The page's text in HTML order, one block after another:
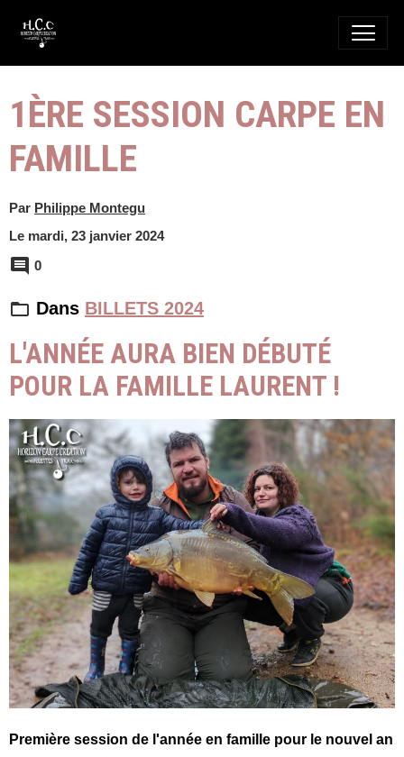
1ÈRE SESSION CARPE EN
FAMILLE
Par Philippe Montegu
Le mardi, 23 janvier 2024
0
Dans BILLETS 2024
L'ANNÉE AURA BIEN DÉBUTÉ
POUR LA FAMILLE LAURENT !
Première session de l'année en famille pour le nouvel an